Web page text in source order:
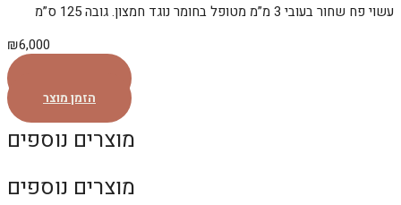
עשוי פח שחור בעובי 3 מ”מ מטופל בחומר נוגד חמצון. גובה 125 ס”מ
₪6,000
הזמן מוצר
מוצרים נוספים
מוצרים נוספים